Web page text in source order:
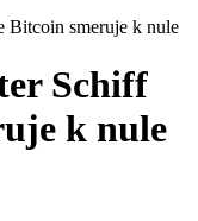
Bitcoin smeruje k nule
Schiff
k nule